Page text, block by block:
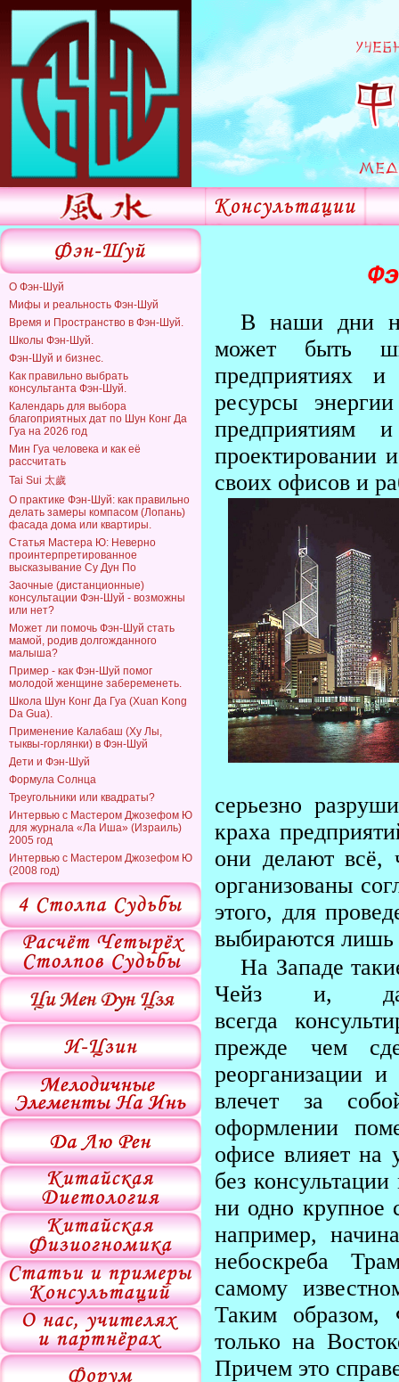
О Фэн-Шуй
Мифы и реальность Фэн-Шуй
Время и Пространство в Фэн-Шуй.
Школы Фэн-Шуй.
Фэн-Шуй и бизнес.
Как правильно выбрать
консультанта Фэн-Шуй.
Календарь для выбора
благоприятных дат по Шун Конг Да
Гуа на 2026 год
Мин Гуа человека и как её
рассчитать
Tai Sui 太歲
О практике Фэн-Шуй: как правильно
делать замеры компасом (Лопань)
фасада дома или квартиры.
Статья Мастера Ю: Неверно
проинтерпретированное
высказывание Су Дун По
Заочные (дистанционные)
консультации Фэн-Шуй - возможны
или нет?
Может ли помочь Фэн-Шуй стать
мамой, родив долгожданного
малыша?
Пример - как Фэн-Шуй помог
молодой женщине забеременеть.
Школа Шун Конг Да Гуа (Xuan Kong
Da Gua).
Применение Калабаш (Ху Лы,
тыквы-горлянки) в Фэн-Шуй
Дети и Фэн-Шуй
Формула Солнца
Треугольники или квадраты?
Интервью с Мастером Джозефом Ю
для журнала «Ла Иша» (Израиль)
2005 год
Интервью с Мастером Джозефом Ю
(2008 год)
В наши дни
может быть
предприятиях
ресурсы
предприятиям
проектировании
своих офисов и
серьезно
краха
они делают всё,
организованы
этого, для
выбираются лишь
На Западе
Чейз и,
всегда
прежде чем
реорганизации
влечет за
оформлении
офисе влияет на
без
ни одно крупное
например,
небоскреба
самому
Таким образом,
только на
Причем это